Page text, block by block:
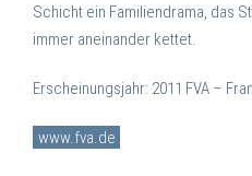
Schicht ein Familiendrama, das
immer aneinander kettet.
Erscheinungsjahr: 2011 FVA –
www.fva.de